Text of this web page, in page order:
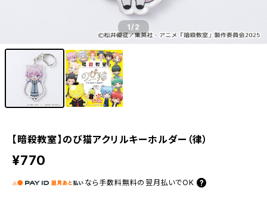
1/2
【暗殺教室】のび猫アクリルキーホルダー（律）
¥770
なら 手数料無料の 翌月払いでOK